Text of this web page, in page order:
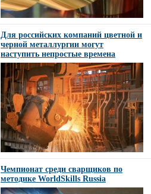
Для российских компаний цветной и
черной металлургии могут
наступить непростые времена
Чемпионат среди сварщиков по
методике WorldSkills Russia